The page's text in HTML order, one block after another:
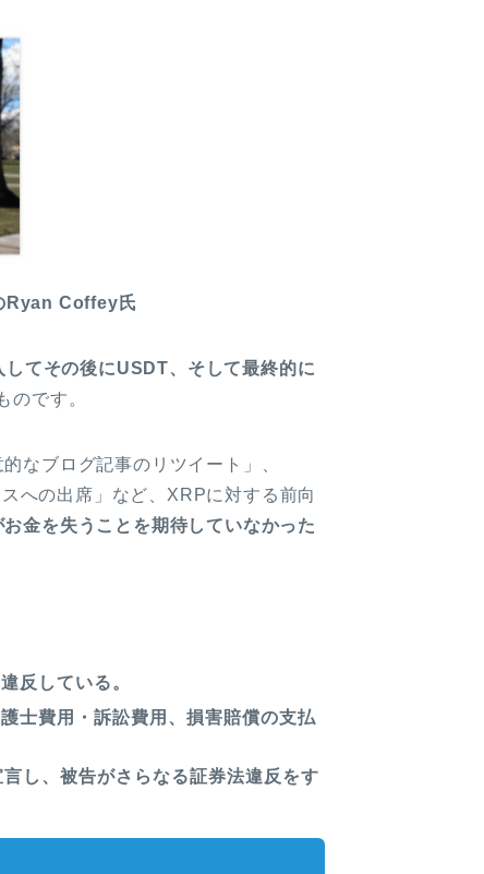
Ryan Coffey氏
てその後にUSDT、そして最終的に
のです。
なブログ記事のリツイート」、
への出席」など、XRPに対する前向
金を失うことを期待していなかった
反している。
士費用・訴訟費用、損害賠償の支払
し、被告がさらなる証券法違反をす